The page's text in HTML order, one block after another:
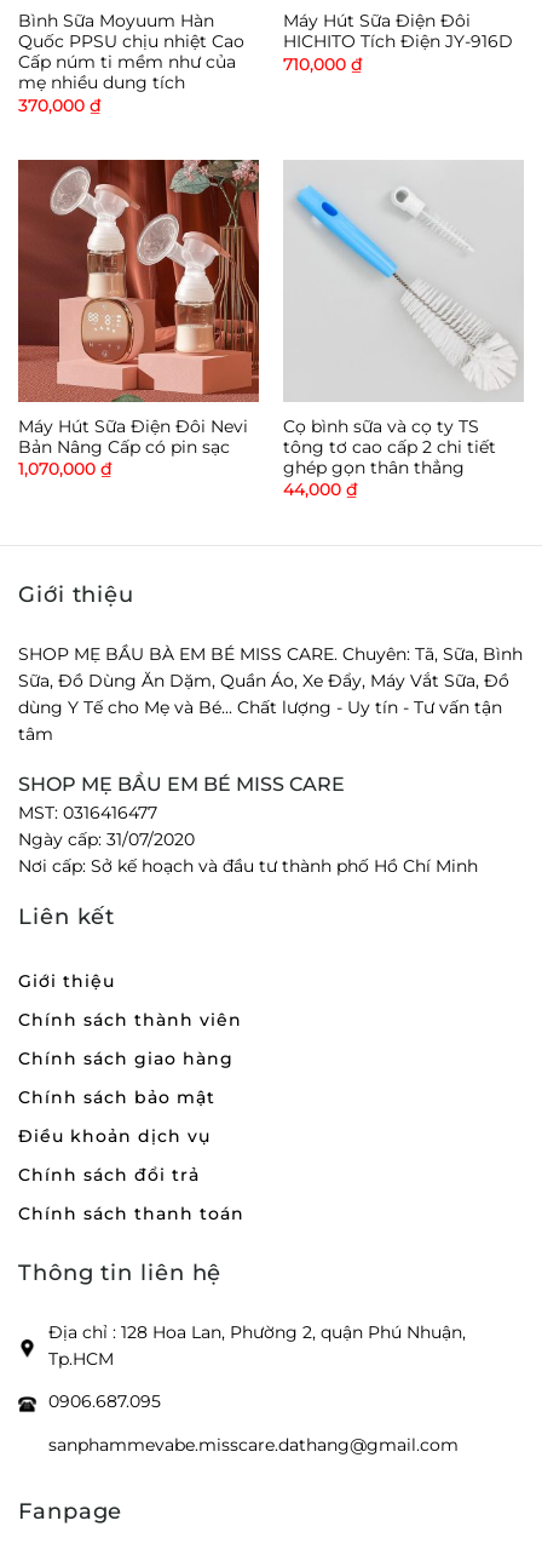
Bình Sữa Moyuum Hàn
Quốc PPSU chịu nhiệt Cao
Cấp núm ti mềm như của
mẹ nhiều dung tích
370,000 ₫
Máy Hút Sữa Điện Đôi
HICHITO Tích Điện JY-916D
710,000 ₫
Máy Hút Sữa Điện Đôi Nevi
Bản Nâng Cấp có pin sạc
1,070,000 ₫
Cọ bình sữa và cọ ty TS
tông tơ cao cấp 2 chi tiết
ghép gọn thân thẳng
44,000 ₫
Giới thiệu
SHOP MẸ BẦU BÀ EM BÉ MISS CARE. Chuyên: Tã, Sữa, Bình
Sữa, Đồ Dùng Ăn Dặm, Quần Áo, Xe Đẩy, Máy Vắt Sữa, Đồ
dùng Y Tế cho Mẹ và Bé... Chất lượng - Uy tín - Tư vấn tận
tâm
SHOP MẸ BẦU EM BÉ MISS CARE
MST: 0316416477
Ngày cấp: 31/07/2020
Nơi cấp: Sở kế hoạch và đầu tư thành phố Hồ Chí Minh
Liên kết
Giới thiệu
Chính sách thành viên
Chính sách giao hàng
Chính sách bảo mật
Điều khoản dịch vụ
Chính sách đổi trả
Chính sách thanh toán
Thông tin liên hệ
Địa chỉ : 128 Hoa Lan, Phường 2, quận Phú Nhuận,
Tp.HCM
0906.687.095
sanphammevabe.misscare.dathang@gmail.com
Fanpage